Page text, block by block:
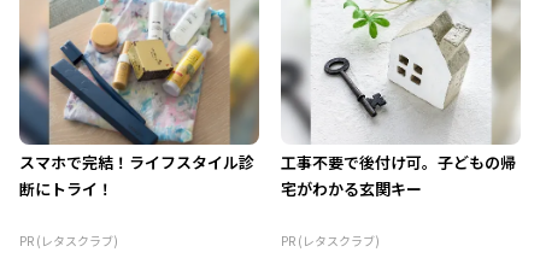
スマホで完結！ライフスタイル診
断にトライ！
PR (レタスクラブ)
工事不要で後付け可。子どもの帰
宅がわかる玄関キー
PR (レタスクラブ)